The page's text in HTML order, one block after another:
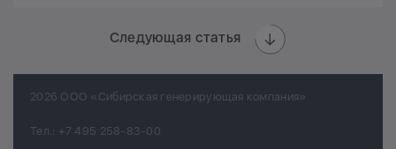
Следующая статья
2026 ООО «Сибирская генерирующая компания»
Тел.: +7 495 258-83-00